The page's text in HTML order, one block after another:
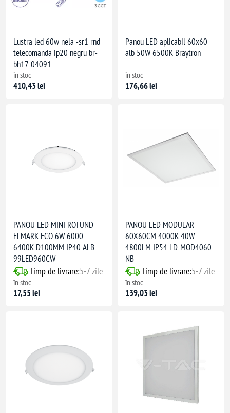
Lustra led 60w nela -sr1 rnd
telecomanda ip20 negru br-
bh17-04091
în stoc
410,43 lei
Panou LED aplicabil 60x60
alb 50W 6500K Braytron
în stoc
176,66 lei
PANOU LED MINI ROTUND
ELMARK ECO 6W 6000-
6400K D100MM IP40 ALB
99LED960CW
Timp de livrare:5-7 zile
în stoc
17,55 lei
PANOU LED MODULAR
60X60CM 4000K 40W
4800LM IP54 LD-MOD4060-
NB
Timp de livrare:5-7 zile
în stoc
139,03 lei